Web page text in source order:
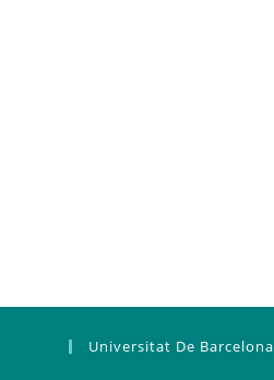
Universitat De Barcelona